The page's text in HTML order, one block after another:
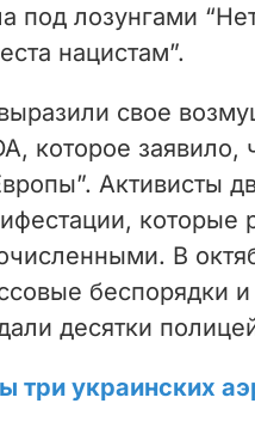
d
e
o
под лозунгами
нацистам”.
свое
которое заявило,
Активисты
которые
В
беспорядки
десятки
три украинских